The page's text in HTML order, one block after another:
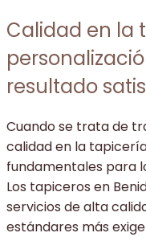
Calidad en la
resultado
Cuando se trata de
calidad en la
fundamentales para
Los tapiceros en
servicios de alta
estándares más